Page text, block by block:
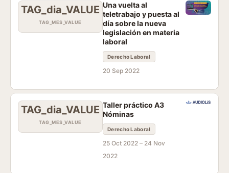
TAG_dia_VALUE
TAG_MES_VALUE
Una vuelta al
teletrabajo y puesta al
día sobre la nueva
legislación en materia
laboral
Derecho Laboral
20 Sep 2022
TAG_dia_VALUE
TAG_MES_VALUE
Taller práctico A3
Nóminas
Derecho Laboral
25 Oct 2022 – 24 Nov
2022